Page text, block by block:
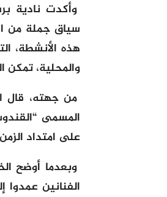
وأكدت نادية
سياق جملة من
هذه الأنشطة،
والمحلية، تمكن
من جهته، قال
المسمى
على امتداد
وبعدما أوضح
الفنانين